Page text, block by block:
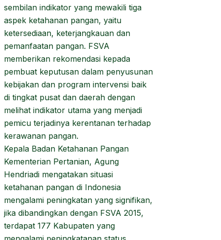
sembilan indikator yang mewakili tiga
aspek ketahanan pangan, yaitu
ketersediaan, keterjangkauan dan
pemanfaatan pangan. FSVA
memberikan rekomendasi kepada
pembuat keputusan dalam penyusunan
kebijakan dan program intervensi baik
di tingkat pusat dan daerah dengan
melihat indikator utama yang menjadi
pemicu terjadinya kerentanan terhadap
kerawanan pangan.
Kepala Badan Ketahanan Pangan
Kementerian Pertanian, Agung
Hendriadi mengatakan situasi
ketahanan pangan di Indonesia
mengalami peningkatan yang signifikan,
jika dibandingkan dengan FSVA 2015,
terdapat 177 Kabupaten yang